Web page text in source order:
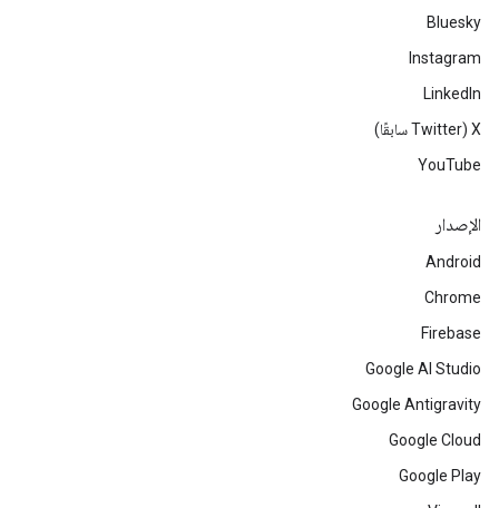
Bluesky
Instagram
LinkedIn
‫X ‏(Twitter سابقًا)
YouTube
الإصدار
Android
Chrome
Firebase
Google AI Studio
Google Antigravity
Google Cloud
Google Play